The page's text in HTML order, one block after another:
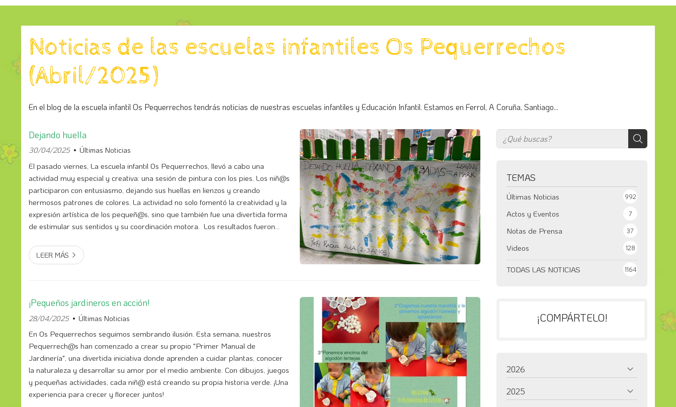
Noticias de las escuelas infantiles Os Pequerrechos
(Abril/2025)
En el blog de la escuela infantil Os Pequerrechos tendrás noticias de nuestras escuelas infantiles y Educación Infantil. Estamos en Ferrol, A Coruña, Santiago...
TEMAS
TODAS LAS NOTICIAS 1164
Últimas Noticias 992
Actos y Eventos 7
Notas de Prensa 37
Videos 128
Dejando huella
30/04/2025 Últimas Noticias
El pasado viernes, La escuela infantil Os Pequerrechos, llevó a cabo una
actividad muy especial y creativa: una sesión de pintura con los pies. Los niñ@s
participaron con entusiasmo, dejando sus huellas en lienzos y creando
hermosos patrones de colores. La actividad no solo fomentó la creatividad y la
expresión artística de los pequeñ@s, sino que también fue una divertida forma
de estimular sus sentidos y su coordinación motora. Los resultados fueron
LEER MÁS
¡Pequeños jardineros en acción!
28/04/2025 Últimas Noticias
En Os Pequerrechos seguimos sembrando ilusión. Esta semana, nuestros
Pequerrech@s han comenzado a crear su propio "Primer Manual de
Jardinería", una divertida iniciativa donde aprenden a cuidar plantas, conocer
la naturaleza y desarrollar su amor por el medio ambiente. Con dibujos, juegos
y pequeñas actividades, cada niñ@ está creando su propia historia verde. ¡Una
experiencia para crecer y florecer juntos!
¡COMPÁRTELO!
2026
2025